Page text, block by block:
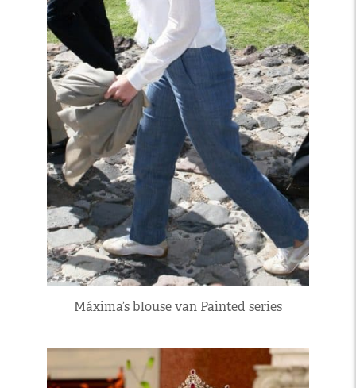
Máxima’s blouse van Painted series